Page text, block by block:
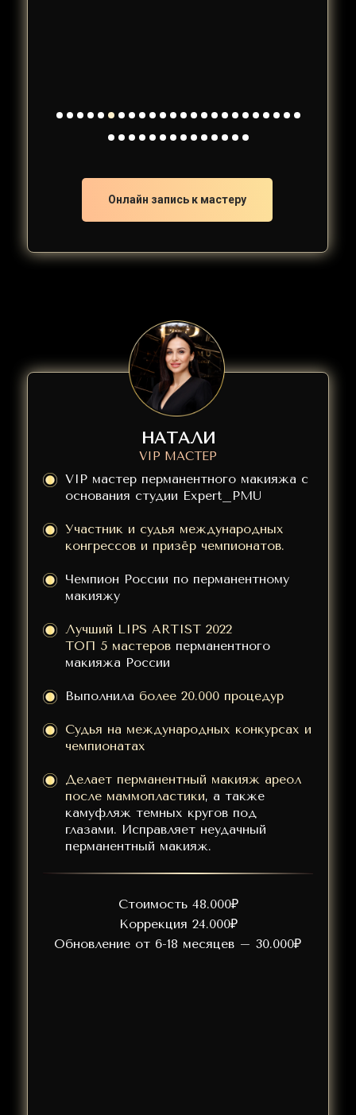
Онлайн запись к мастеру
VIP мастер перманентного макияжа с
основания студии Expert_PMU
Участник и судья международных
конгрессов и призёр чемпионатов.
Чемпион России по перманентному
макияжу
Лучший LIPS ARTIST 2022
ТОП 5 мастеров перманентного
макияжа России
Выполнила более 20.000 процедур
Судья на международных конкурсах и
чемпионатах
Делает перманентный макияж ареол
после маммопластики, а также
камуфляж темных кругов под
глазами. Исправляет неудачный
перманентный макияж.
НАТАЛИ
VIP МАСТЕР
Стоимость 48.000₽
Коррекция 24.000₽
Обновление от 6-18 месяцев – 30.000₽